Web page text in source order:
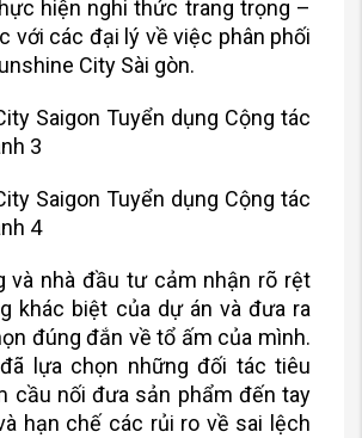
hiện nghi thức trang trọng –
với các đại lý về việc phân phối
City Sài gòn.
và nhà đầu tư cảm nhận rõ rệt
khác biệt của dự án và đưa ra
đúng đắn về tổ ấm của mình.
lựa chọn những đối tác tiêu
cầu nối đưa sản phẩm đến tay
hạn chế các rủi ro về sai lệch